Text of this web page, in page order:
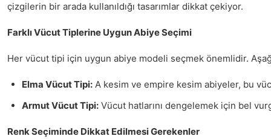
çizgilerin bir arada kullanıldığı tasarımlar dikkat çekiyor.
Farklı Vücut Tiplerine Uygun Abiye Seçimi
Her vücut tipi için uygun abiye modeli seçmek önemlidir.
Elma Vücut Tipi: A kesim ve empire kesim abiyeler, bu
Armut Vücut Tipi: Vücut hatlarını dengelemek için bel
Renk Seçiminde Dikkat Edilmesi Gerekenler